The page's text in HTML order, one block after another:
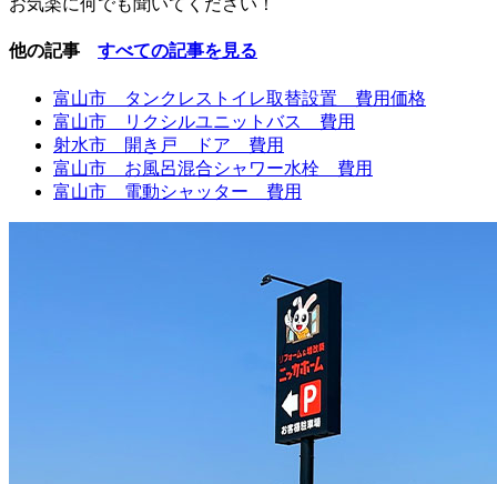
お気楽に何でも聞いてください！
他の記事 すべての記事を見る
富山市 タンクレストイレ取替設置 費用価格
富山市 リクシルユニットバス 費用
射水市 開き戸 ドア 費用
富山市 お風呂混合シャワー水栓 費用
富山市 電動シャッター 費用